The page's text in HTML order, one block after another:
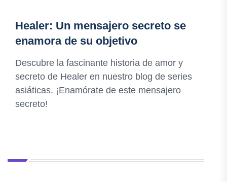
Healer: Un mensajero secreto se
enamora de su objetivo
Descubre la fascinante historia de amor y
secreto de Healer en nuestro blog de series
asiáticas. ¡Enamórate de este mensajero
secreto!